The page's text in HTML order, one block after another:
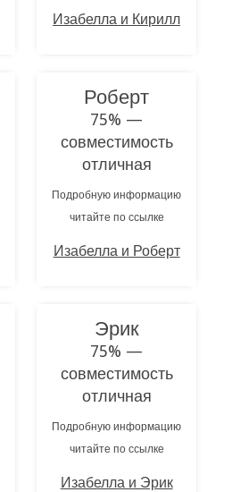
Изабелла и Кирилл
Роберт
75% —
совместимость
отличная
Подробную информацию
читайте по ссылке
Изабелла и Роберт
Эрик
75% —
совместимость
отличная
Подробную информацию
читайте по ссылке
Изабелла и Эрик